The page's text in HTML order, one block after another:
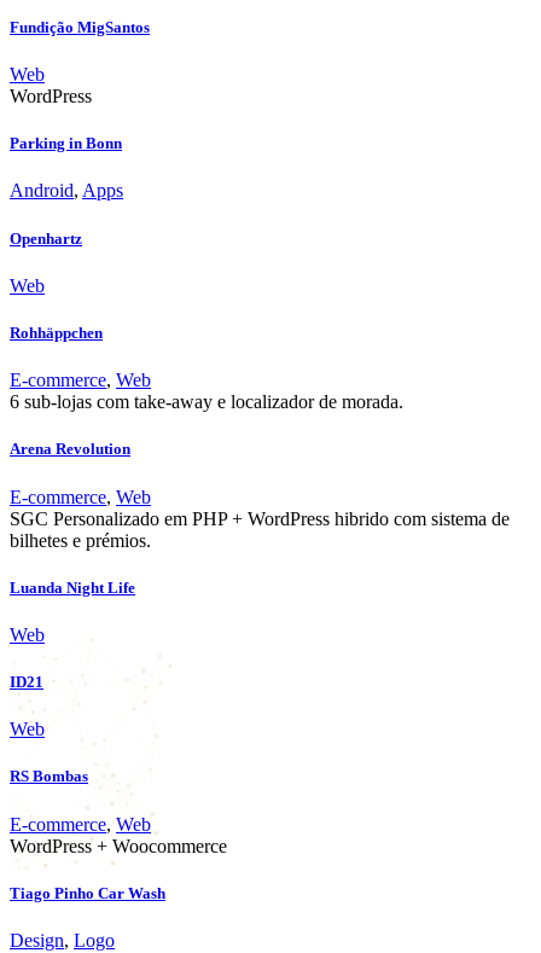
Fundição MigSantos
Web
WordPress
Parking in Bonn
Android, Apps
Openhartz
Web
Rohhäppchen
E-commerce, Web
6 sub-lojas com take-away e localizador de morada.
Arena Revolution
E-commerce, Web
SGC Personalizado em PHP + WordPress hibrido com sistema de
bilhetes e prémios.
Luanda Night Life
Web
ID21
Web
RS Bombas
E-commerce, Web
WordPress + Woocommerce
Tiago Pinho Car Wash
Design, Logo